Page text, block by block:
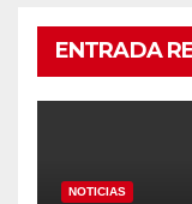
ENTRADA
NOTICIAS